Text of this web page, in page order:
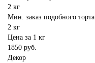
2 кг
Мин. заказ подобного торта
2 кг
Цена за 1 кг
1850 руб.
Декор